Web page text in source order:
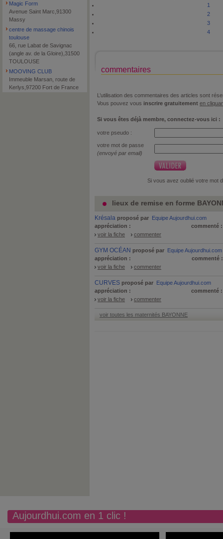
Magic Form
Avenue Saint Marc,91300
Massy
centre de massage chinois
toulouse
66, rue Labat de Savignac
(angle av. de la Gloire),31500
TOULOUSE
MOOVING CLUB
Immeuble Marsan, route de
Kerlys,97200 Fort de France
1
2
3
4
commentaires
L’utilisation des commentaires des articles sont
Vous pouvez vous inscrire gratuitement en
Si vous êtes déjà membre, connectez-vous ici :
votre pseudo :
votre mot de passe
(envoyé par email)
Si vous avez oublié votre mot
lieux de remise en forme
Krésala proposé par Equipe Aujourdhui.com
appréciation :
commenté
voir la fiche
commenter
GYM OCÉAN proposé par Equipe Aujourdhui.com
appréciation :
commenté
voir la fiche
commenter
CURVES proposé par Equipe Aujourdhui.com
appréciation :
commenté
voir la fiche
commenter
voir toutes les maternités BAYONNE
Aujourdhui.com en 1 clic !